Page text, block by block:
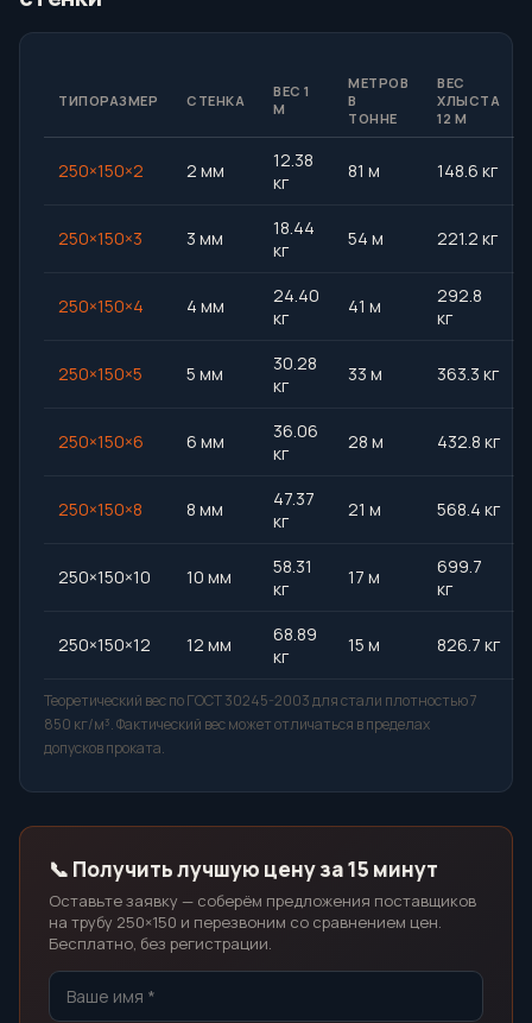
ТИПОРАЗМЕР СТЕНКА
ВЕС 1
М
МЕТРОВ
В
ТОННЕ
ВЕС
ХЛЫСТА
12 М
250×150×2 2 мм
12.38
кг
81 м 148.6 кг
250×150×3 3 мм
18.44
кг
54 м 221.2 кг
250×150×4 4 мм
24.40
кг
41 м
292.8
кг
250×150×5 5 мм
30.28
кг
33 м 363.3 кг
250×150×6 6 мм
36.06
кг
28 м 432.8 кг
250×150×8 8 мм
47.37
кг
21 м 568.4 кг
250×150×10 10 мм
58.31
кг
17 м
699.7
кг
250×150×12 12 мм
68.89
кг
15 м 826.7 кг
Теоретический вес по ГОСТ 30245-2003 для стали плотностью 7
850 кг/м³. Фактический вес может отличаться в пределах
допусков проката.
📞 Получить лучшую цену за 15 минут
Оставьте заявку — соберём предложения поставщиков
на трубу 250×150 и перезвоним со сравнением цен.
Бесплатно, без регистрации.